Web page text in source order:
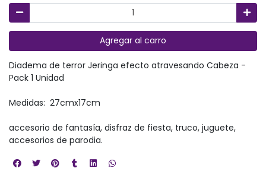
Agregar al carro
Diadema de terror Jeringa efecto atravesando Cabeza -
Pack 1 Unidad
Medidas: 27cmx17cm
accesorio de fantasía, disfraz de fiesta, truco, juguete,
accesorios de parodia.